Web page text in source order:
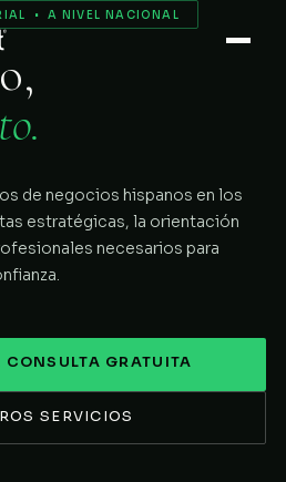
• A NIVEL NACIONAL
de negocios hispanos en los
estratégicas, la orientación
necesarios para
GRATUITA
SERVICIOS